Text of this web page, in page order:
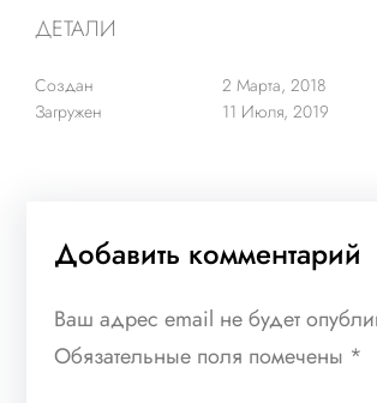
ДЕТАЛИ
Создан
2 Марта, 2018
Загружен
11 Июля, 2019
Добавить комментарий
Ваш адрес email не будет
Обязательные поля помечены *